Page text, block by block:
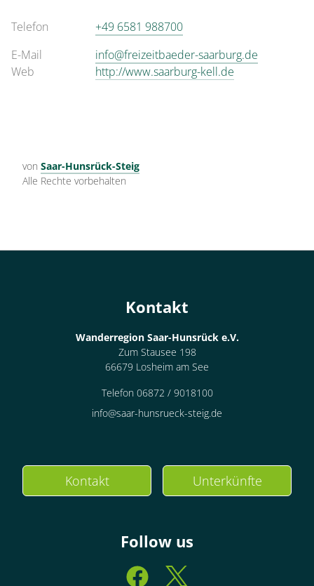
Telefon
+49 6581 988700
E-Mail
info@freizeitbaeder-saarburg.de
Web
http://www.saarburg-kell.de
von Saar-Hunsrück-Steig
Alle Rechte vorbehalten
Kontakt
Wanderregion Saar-Hunsrück e.V.
Zum Stausee 198
66679 Losheim am See
Telefon 06872 / 9018100
info@saar-hunsrueck-steig.de
Kontakt Unterkünfte
Follow us